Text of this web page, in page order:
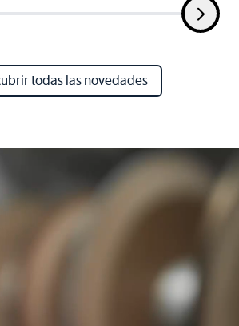
todas las novedades